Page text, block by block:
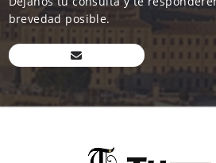
brevedad posible.